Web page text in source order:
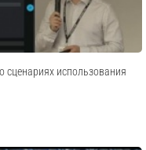
использования